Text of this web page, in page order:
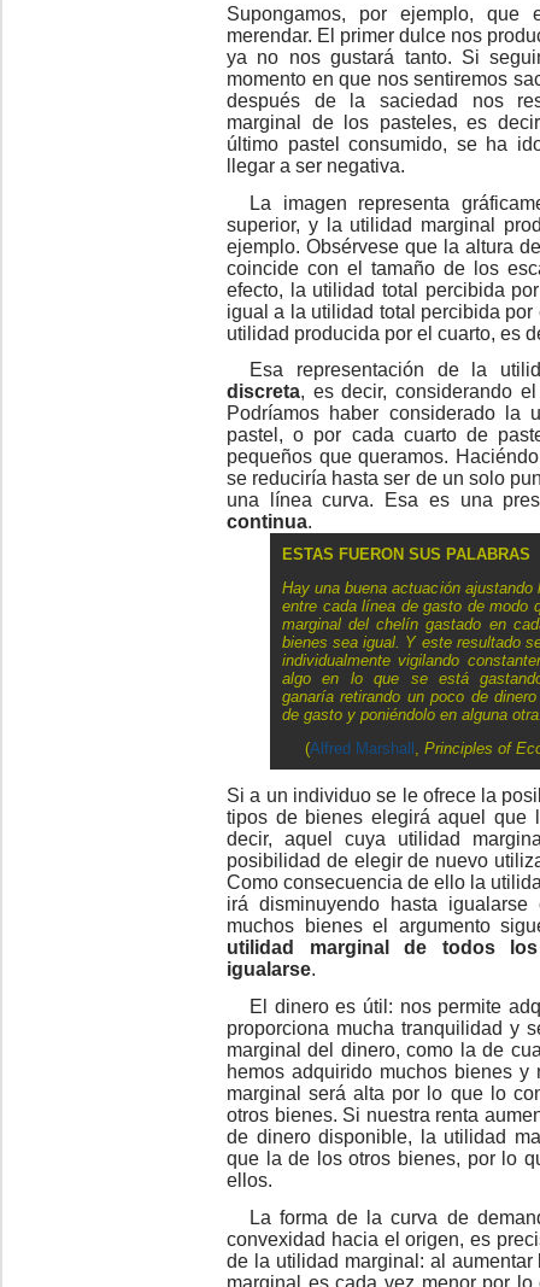
Supongamos, por ejemplo, que
merendar. El primer dulce nos
ya no nos gustará tanto. Si
momento en que nos sentiremos
después de la saciedad nos
marginal de los pasteles, es
último pastel consumido, se ha
llegar a ser negativa.
La imagen representa
superior, y la utilidad marginal
ejemplo. Obsérvese que la altura
coincide con el tamaño de los
efecto, la utilidad total percibida
igual a la utilidad total percibida
utilidad producida por el cuarto, es
Esa representación de la
discreta, es decir, considerando
Podríamos haber considerado la
pastel, o por cada cuarto de
pequeños que queramos.
se reduciría hasta ser de un solo
una línea curva. Esa es una
continua.
ESTAS FUERON SUS PALABRAS
Hay una buena actuación ajustando
entre cada línea de gasto de modo
marginal del chelín gastado en
bienes sea igual. Y este resultado
individualmente vigilando
algo en lo que se está
ganaría retirando un poco de
de gasto y poniéndolo en alguna
(Alfred Marshall ,Principles of
Si a un individuo se le ofrece la
tipos de bienes elegirá aquel que
decir, aquel cuya utilidad
posibilidad de elegir de nuevo
Como consecuencia de ello la
irá disminuyendo hasta
muchos bienes el argumento
utilidad marginal de todos
igualarse.
El dinero es útil: nos permite
proporciona mucha tranquilidad y
marginal del dinero, como la de
hemos adquirido muchos bienes
marginal será alta por lo que lo
otros bienes. Si nuestra renta
de dinero disponible, la utilidad
que la de los otros bienes, por lo
ellos.
La forma de la curva de
convexidad hacia el origen, es
de la utilidad marginal: al
marginal es cada vez menor por